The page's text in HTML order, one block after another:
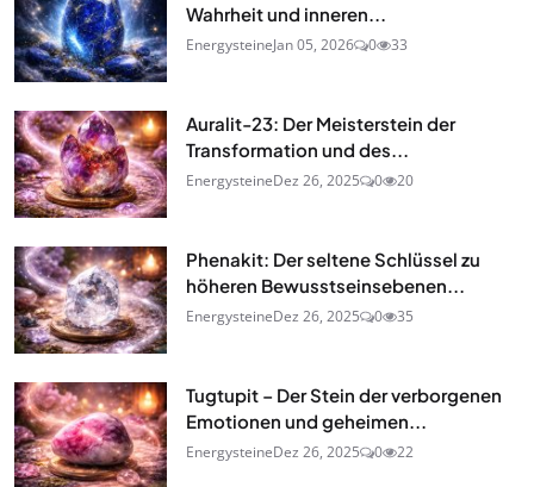
Wahrheit und inneren...
EnergysteineJan 05, 2026 0 33
Auralit-23: Der Meisterstein der
Transformation und des...
EnergysteineDez 26, 2025 0 20
Phenakit: Der seltene Schlüssel zu
höheren Bewusstseinsebenen...
EnergysteineDez 26, 2025 0 35
Tugtupit – Der Stein der verborgenen
Emotionen und geheimen...
EnergysteineDez 26, 2025 0 22